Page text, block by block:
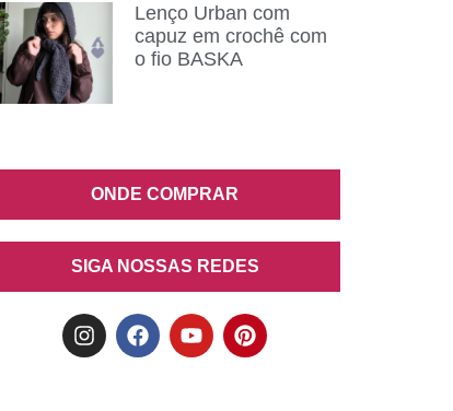
Lenço Urban com
capuz em crochê com
o fio BASKA
ONDE COMPRAR
SIGA NOSSAS REDES